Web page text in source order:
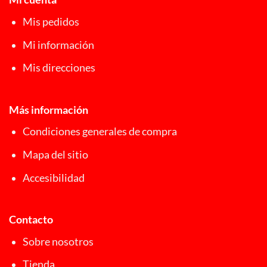
Mis pedidos
Mi información
Mis direcciones
Más información
Condiciones generales de compra
Mapa del sitio
Accesibilidad
Contacto
Sobre nosotros